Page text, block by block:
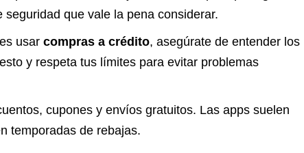
que vale la pena considerar.
usar compras a crédito, asegúrate de entender los
y respeta tus límites para evitar problemas
cupones y envíos gratuitos. Las apps suelen
temporadas de rebajas.